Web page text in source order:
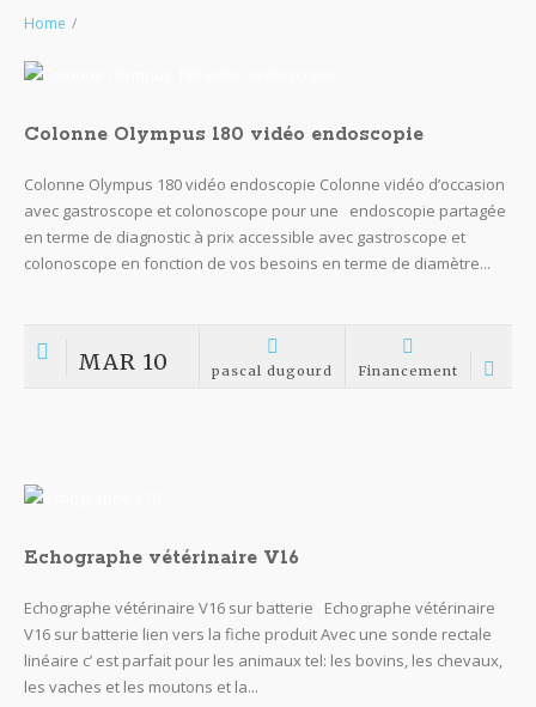
Home /
Colonne Olympus 180 vidéo endoscopie
Colonne Olympus 180 vidéo endoscopie Colonne vidéo d’occasion
avec gastroscope et colonoscope pour une endoscopie partagée
en terme de diagnostic à prix accessible avec gastroscope et
colonoscope en fonction de vos besoins en terme de diamètre...
MAR 10 pascal dugourd Financement
Echographe vétérinaire V16
Echographe vétérinaire V16 sur batterie Echographe vétérinaire
V16 sur batterie lien vers la fiche produit Avec une sonde rectale
linéaire c’ est parfait pour les animaux tel: les bovins, les chevaux,
les vaches et les moutons et la...